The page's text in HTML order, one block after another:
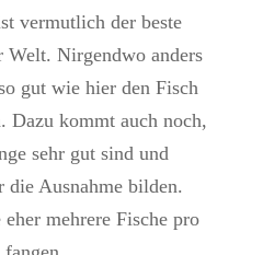
vermutlich der beste
Welt. Nirgendwo anders
gut wie hier den Fisch
Dazu kommt auch noch,
sehr gut sind und
die Ausnahme bilden.
mehrere Fische pro